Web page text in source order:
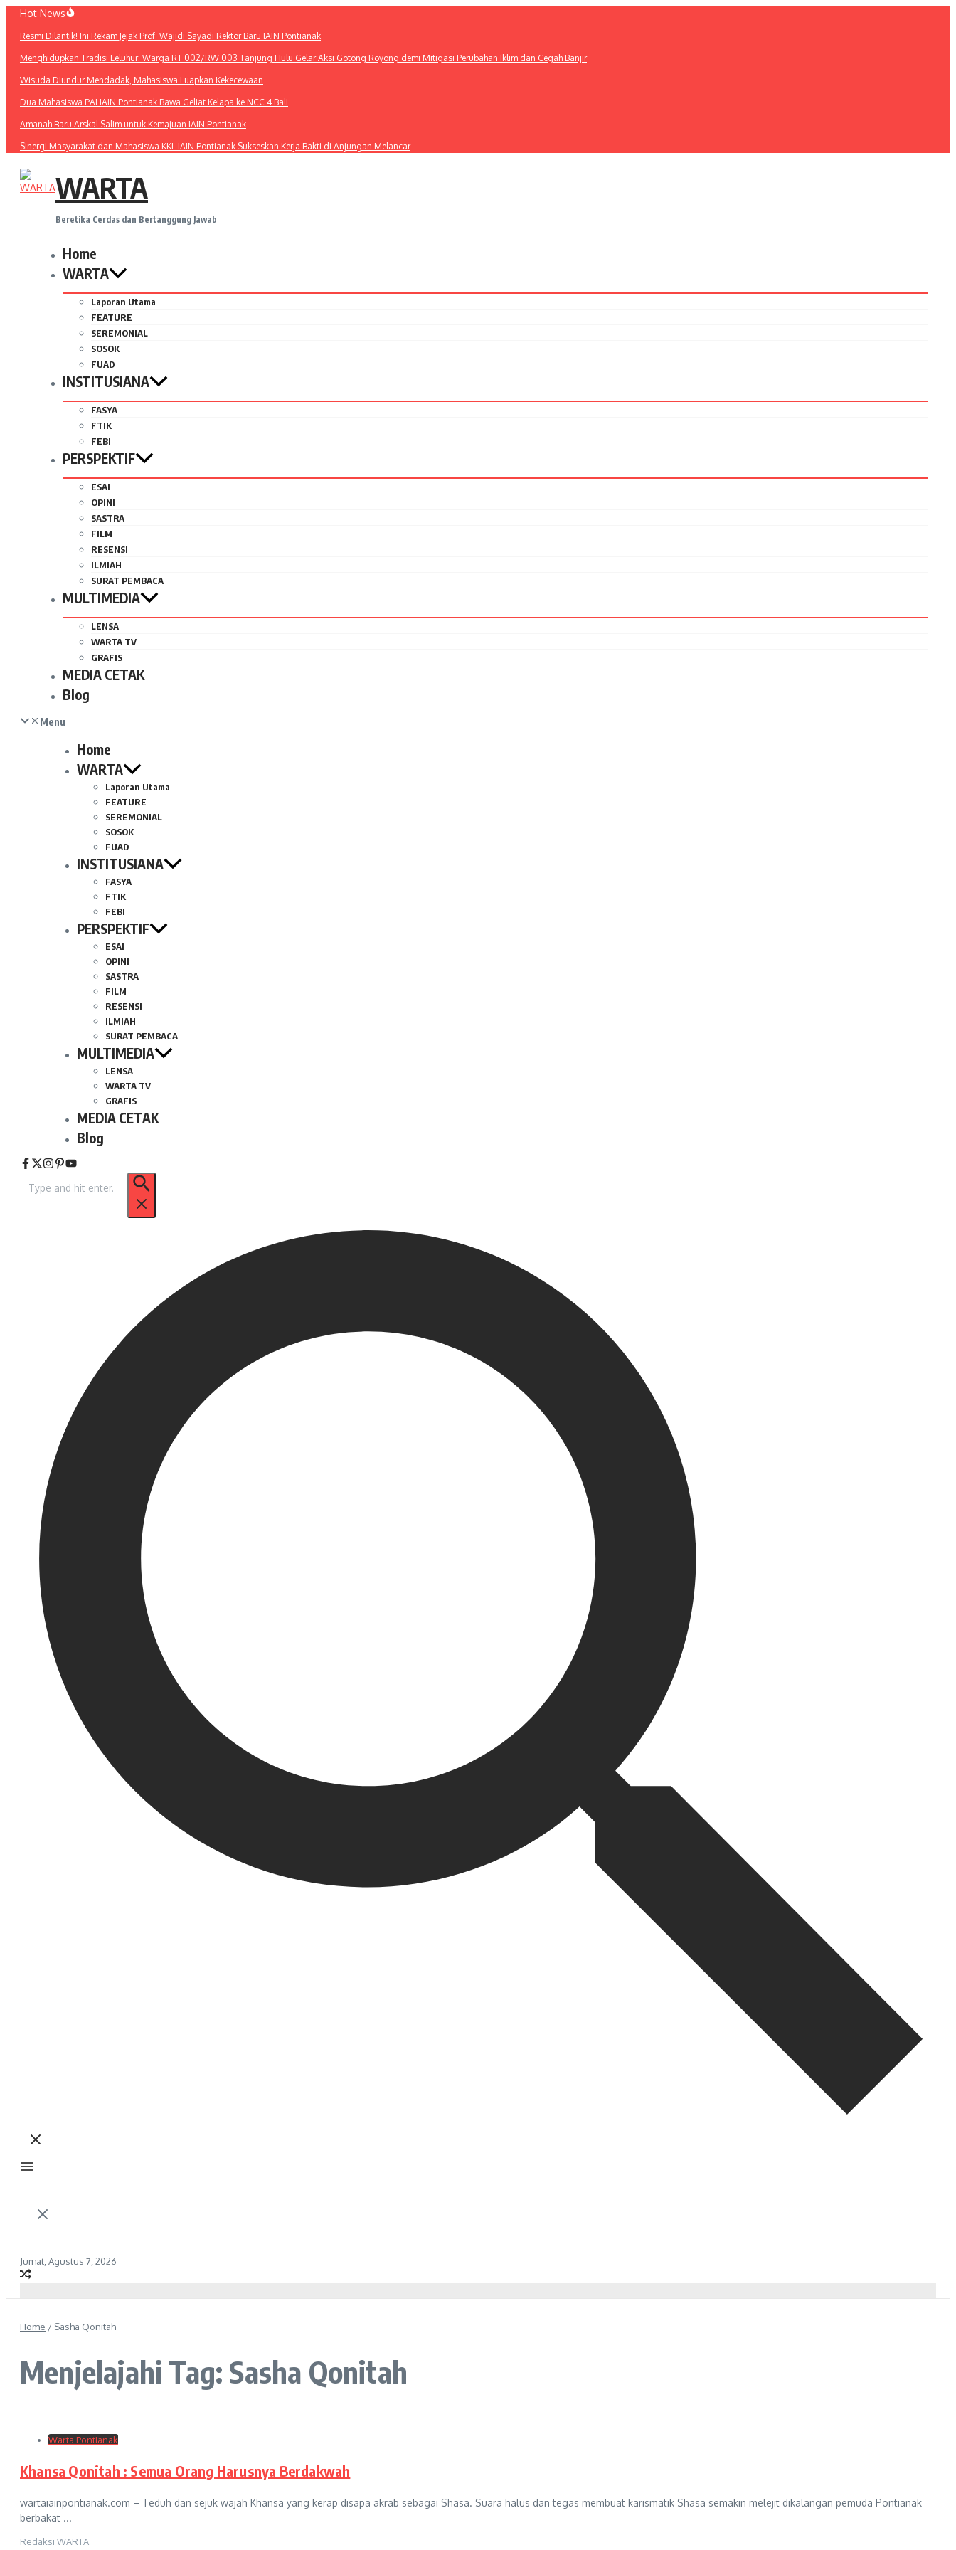
Lewati
konten
Hot News
Resmi Dilantik! Ini Rekam Jejak Prof. Wajidi Sayadi Rektor Baru IAIN Pontianak
Menghidupkan Tradisi Leluhur: Warga RT 002/RW 003 Tanjung Hulu Gelar Aksi Gotong Royong demi Mitigasi Perubahan Iklim dan Cegah Banjir
Wisuda Diundur Mendadak, Mahasiswa Luapkan Kekecewaan
Dua Mahasiswa PAI IAIN Pontianak Bawa Geliat Kelapa ke NCC 4 Bali
Amanah Baru Arskal Salim untuk Kemajuan IAIN Pontianak
Sinergi Masyarakat dan Mahasiswa KKL IAIN Pontianak Sukseskan Kerja Bakti di Anjungan Melancar
WARTA
Beretika Cerdas dan Bertanggung Jawab
Home
WARTA
Laporan Utama
FEATURE
SEREMONIAL
SOSOK
FUAD
INSTITUSIANA
FASYA
FTIK
FEBI
PERSPEKTIF
ESAI
OPINI
SASTRA
FILM
RESENSI
ILMIAH
SURAT PEMBACA
MULTIMEDIA
LENSA
WARTA TV
GRAFIS
MEDIA CETAK
Blog
Menu
Home
WARTA
Laporan Utama
FEATURE
SEREMONIAL
SOSOK
FUAD
INSTITUSIANA
FASYA
FTIK
FEBI
PERSPEKTIF
ESAI
OPINI
SASTRA
FILM
RESENSI
ILMIAH
SURAT PEMBACA
MULTIMEDIA
LENSA
WARTA TV
GRAFIS
MEDIA CETAK
Blog
untuk:
Jumat, Agustus 7, 2026
Home / Sasha Qonitah
Menjelajahi Tag: Sasha Qonitah
Warta Pontianak
Khansa Qonitah : Semua Orang Harusnya Berdakwah
wartaiainpontianak.com – Teduh dan sejuk wajah Khansa yang kerap disapa akrab sebagai Shasa. Suara halus dan tegas membuat karismatik Shasa semakin melejit dikalangan pemuda Pontianak
berbakat ...
Redaksi WARTA